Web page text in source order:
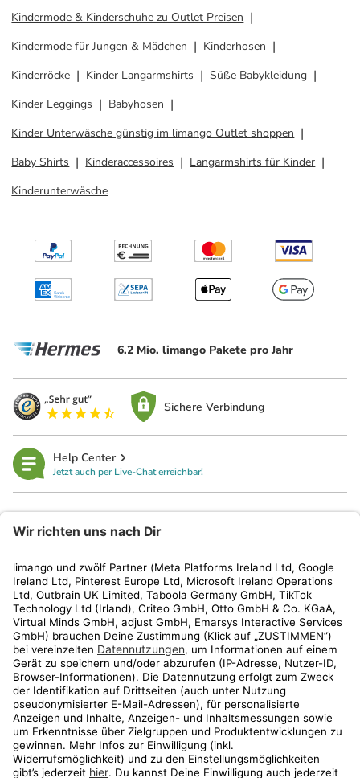
Kindermode & Kinderschuhe zu Outlet Preisen
Kindermode für Jungen & Mädchen
Kinderhosen
Kinderröcke
Kinder Langarmshirts
Süße Babykleidung
Kinder Leggings
Babyhosen
Kinder Unterwäsche günstig im limango Outlet shoppen
Baby Shirts
Kinderaccessoires
Langarmshirts für Kinder
Kinderunterwäsche
6.2 Mio. limango Pakete pro Jahr
Sichere Verbindung
Help Center
Jetzt auch per Live-Chat erreichbar!
Kundenservice
Shop
Aktionen
Travel